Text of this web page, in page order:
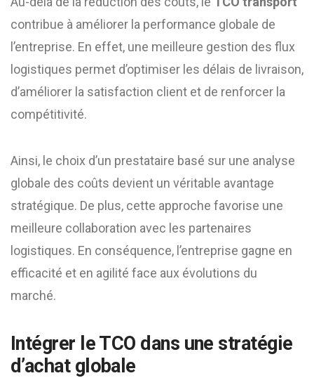
contribue à améliorer la performance globale de
l’entreprise. En effet, une meilleure gestion des flux
logistiques permet d’optimiser les délais de livraison,
d’améliorer la satisfaction client et de renforcer la
compétitivité.
Ainsi, le choix d’un prestataire basé sur une analyse
globale des coûts devient un véritable avantage
stratégique. De plus, cette approche favorise une
meilleure collaboration avec les partenaires
logistiques. En conséquence, l’entreprise gagne en
efficacité et en agilité face aux évolutions du
marché.
Intégrer le TCO dans une stratégie
d’achat globale